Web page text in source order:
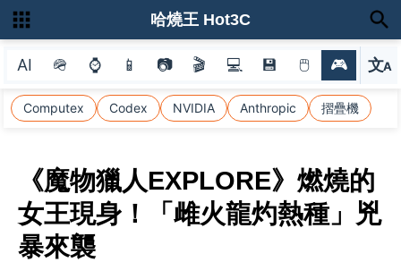
AI 🪖 ⌚ 📱 📷 🎬 💻 💾 🖱 🎮 文A
選
Computex Codex NVIDIA Anthropic 摺疊機
哈燒王 Hot3C
《魔物獵人EXPLORE》燃燒的
女王現身！「雌火龍灼熱種」兇
暴來襲